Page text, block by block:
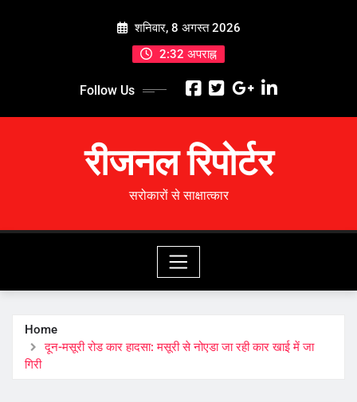
शनिवार, 8 अगस्त 2026
2:32 अपराह्न
Follow Us
रीजनल रिपोर्टर
सरोकारों से साक्षात्कार
Home
दून-मसूरी रोड कार हादसा: मसूरी से नोएडा जा रही कार खाई में जा
गिरी